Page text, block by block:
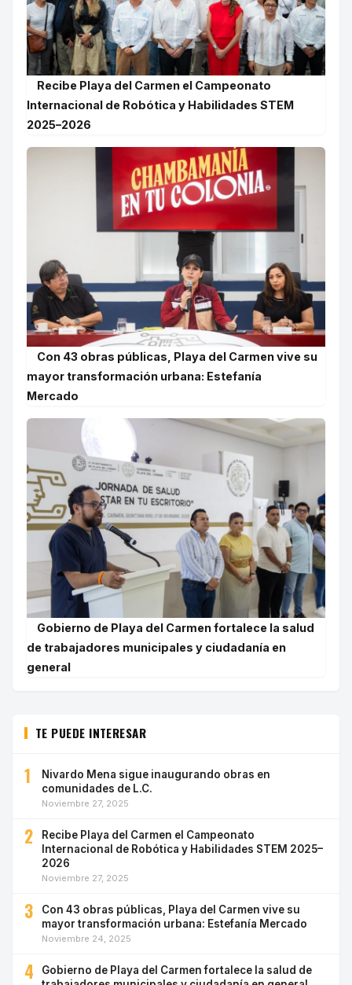
Recibe Playa del Carmen el Campeonato
Internacional de Robótica y Habilidades STEM
2025–2026
Con 43 obras públicas, Playa del Carmen vive su
mayor transformación urbana: Estefanía
Mercado
Gobierno de Playa del Carmen fortalece la salud
de trabajadores municipales y ciudadanía en
general
TE PUEDE INTERESAR
1
Nivardo Mena sigue inaugurando obras en
comunidades de L.C.
Noviembre 27, 2025
2
Recibe Playa del Carmen el Campeonato
Internacional de Robótica y Habilidades STEM 2025–
2026
Noviembre 27, 2025
3
Con 43 obras públicas, Playa del Carmen vive su
mayor transformación urbana: Estefanía Mercado
Noviembre 24, 2025
4
Gobierno de Playa del Carmen fortalece la salud de